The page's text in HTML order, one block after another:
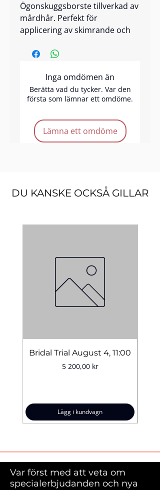
Ögonskuggsborste tillverkad av
mårdhår. Perfekt för
applicering av skimrande och
Inga omdömen än
Berätta vad du tycker. Var den
första som lämnar ett omdöme.
Lämna ett omdöme
DU KANSKE OCKSÅ GILLAR
Bridal Trial August 4, 11:00
Pris
5 200,00 kr
Lägg i kundvagn
Var först med att veta om
specialerbjudanden och nya